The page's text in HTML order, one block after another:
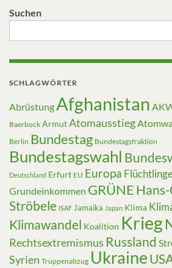
Suchen
SCHLAGWÖRTER
Abrüstung Afghanistan
Baerbock ArmutAtomausstieg
Berlin Bundestag Bundestagsfraktion
Bundestagswahl
Deutschland Erfurt EU Europa
Grundeinkommen GRÜNE
Ströbele ISAF Jamaika Japan Klima
Klimawandel Koalition Krieg
Rechtsextremismus Russland
Syrien Truppenabzug Ukraine